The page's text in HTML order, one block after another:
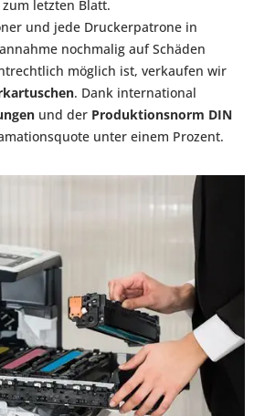
letzten Blatt.
und jede Druckerpatrone in
nochmalig auf Schäden
möglich ist, verkaufen wir
. Dank international
und der Produktionsnorm DIN
unter einem Prozent.